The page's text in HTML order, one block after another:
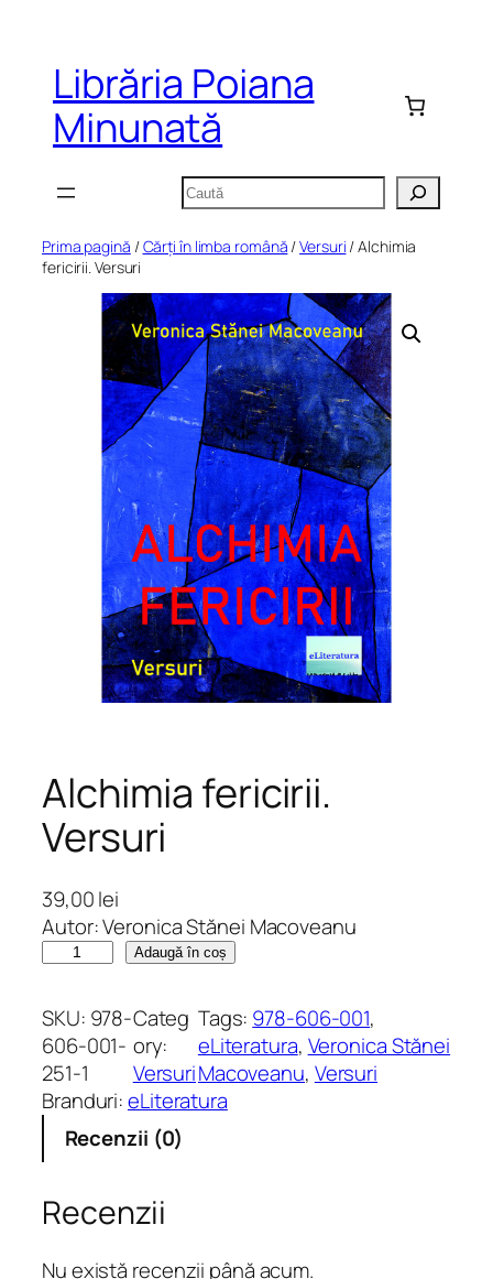
conținutLibrăria Poiana
Minunată
Caută
Prima pagină /Cărți în limba română /Versuri / Alchimia
fericirii. Versuri
Alchimia fericirii.
Versuri
39,00lei
Autor: Veronica Stănei Macoveanu
n
t
i
t
a
A
l
c
Adaugă în coș
SKU: 978-
606-001-
251-1
Categ
ory:
Versuri
Tags: 978-606-001
eLiteratura, Veronica Stănei
Macoveanu, Versuri
Branduri:eLiteratura
Recenzii (0)
Recenzii
Nu există recenzii până acum.